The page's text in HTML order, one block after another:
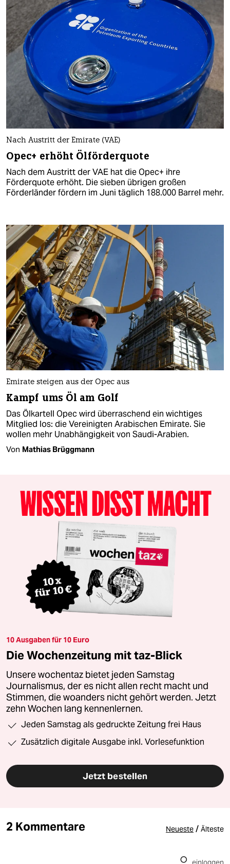
Nach Austritt der Emirate (VAE)
Opec+ erhöht Ölförderquote
Nach dem Austritt der VAE hat die Opec+ ihre
Förderquote erhöht. Die sieben übrigen großen
Förderländer fördern im Juni täglich 188.000 Barrel mehr.
Emirate steigen aus der Opec aus
Kampf ums Öl am Golf
Das Ölkartell Opec wird überraschend ein wichtiges
Mitglied los: die Vereinigten Arabischen Emirate. Sie
wollen mehr Unabhängigkeit von Saudi-Arabien.
Von Mathias Brüggmann
10 Ausgaben für 10 Euro
Die Wochenzeitung mit taz-Blick
Unsere wochentaz bietet jeden Samstag
Journalismus, der es nicht allen recht macht und
Stimmen, die woanders nicht gehört werden. Jetzt
zehn Wochen lang kennenlernen.
Jeden Samstag als gedruckte Zeitung frei Haus
Zusätzlich digitale Ausgabe inkl. Vorlesefunktion
Jetzt bestellen
2 Kommentare Neueste / Älteste